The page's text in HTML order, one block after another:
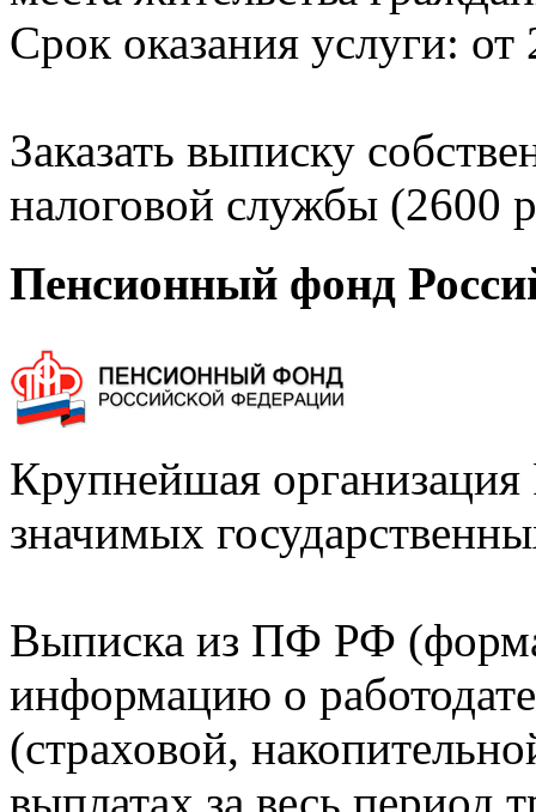
Срок оказания услуги: от
Заказать выписку
налоговой службы (2600
Пенсионный фонд
Крупнейшая
значимых
Выписка из ПФ РФ
информацию о
(страховой,
выплатах за весь период